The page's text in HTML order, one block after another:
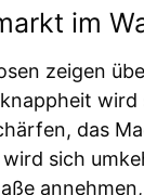
im
zeigen
wird
das
sich